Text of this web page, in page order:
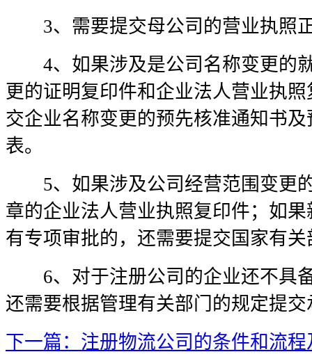
3、需要提交母公司的营业执照
4、如果涉及是公司名称变更的
更的证明复印件和企业法人营业执
交企业名称变更的预先核准通知书
表。
5、如果涉及公司经营范围变更
章的企业法人营业执照复印件；如
有专项审批的，还需要提交国家有
6、对于注册公司的企业还不具
还需要根据管理有关部门的规定提交
下一篇：注册物流公司的条件和流程